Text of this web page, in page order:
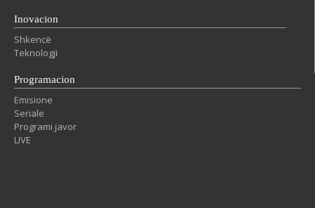
Inovacion
Shkencë
Teknologji
Programacion
Emisione
Seriale
Programi javor
LIVE